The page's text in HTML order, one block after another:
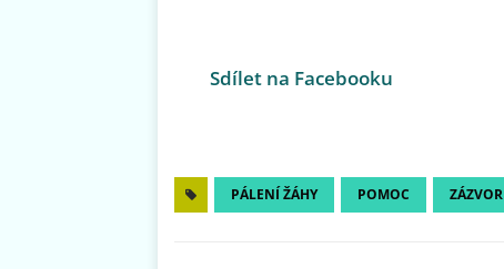
Sdílet na Facebooku
PÁLENÍ ŽÁHY POMOC ZÁZVOR